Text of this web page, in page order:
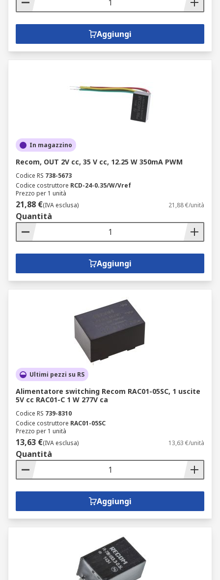
Aggiungi
In magazzino
Recom, OUT 2V cc, 35 V cc, 12.25 W 350mA PWM
Codice RS 738-5673
Codice costruttore RCD-24-0.35/W/Vref
Prezzo per 1 unità
21,88 €(IVA esclusa) 21,88 €/unità
Quantità
Aggiungi
Ultimi pezzi su RS
Alimentatore switching Recom RAC01-05SC, 1 uscite
5V cc RAC01-C 1 W 277V ca
Codice RS 739-8310
Codice costruttore RAC01-05SC
Prezzo per 1 unità
13,63 €(IVA esclusa) 13,63 €/unità
Quantità
Aggiungi